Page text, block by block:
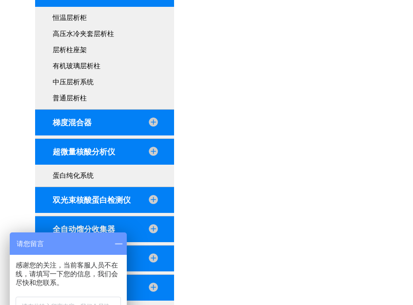
恒温层析柜
高压水冷夹套层析柱
层析柱座架
有机玻璃层析柱
中压层析系统
普通层析柱
梯度混合器
超微量核酸分析仪
蛋白纯化系统
双光束核酸蛋白检测仪
全自动馏分收集器
2024紫外分析仪
请您留言
感谢您的关注，当前客服人员不在
线，请填写一下您的信息，我们会
尽快和您联系。